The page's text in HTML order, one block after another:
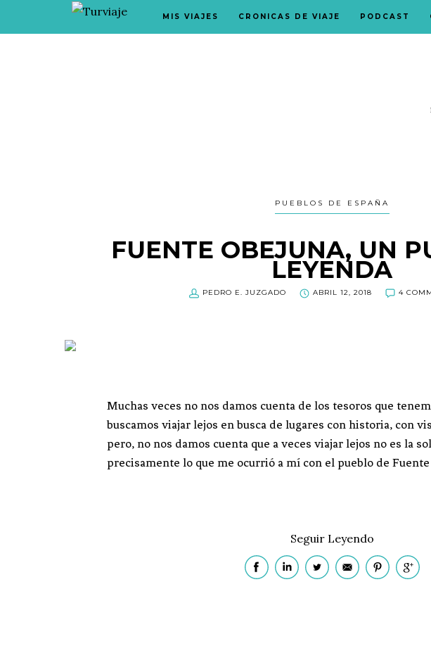
MIS VIAJES CRONICAS DE VIAJE PODCAST
PUEBLOS DE ESPAÑA
FUENTE OBEJUNA, UN
LEYENDA
PEDRO E. JUZGADO ABRIL 12, 2018 4
Muchas veces no nos damos cuenta de los tesoros que
buscamos viajar lejos en busca de lugares con historia, con
pero, no nos damos cuenta que a veces viajar lejos no es la
precisamente lo que me ocurrió a mí con el pueblo de Fuente
Seguir Leyendo